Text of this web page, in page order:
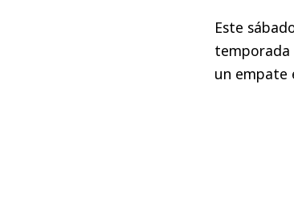
Este
temporada
un empate